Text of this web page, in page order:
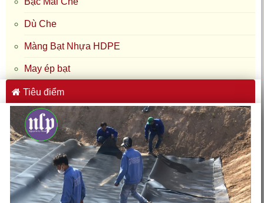
Dù Che
Màng Bạt Nhựa HDPE
May ép bạt
Tiêu điểm